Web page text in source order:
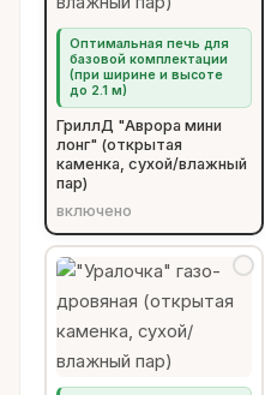
Оптимальная печь для
базовой комплектации
(при ширине и высоте
до 2.1 м)
ГриллД "Аврора мини
лонг" (открытая
каменка, сухой/влажный
пар)
включено